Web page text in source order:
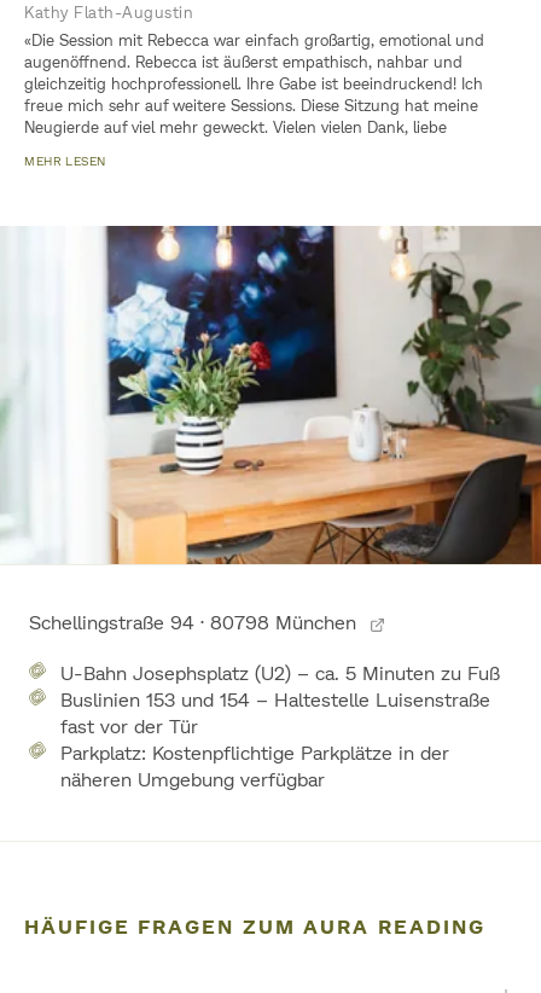
Kathy Flath-Augustin
«Die Session mit Rebecca war einfach großartig, emotional und
augenöffnend. Rebecca ist äußerst empathisch, nahbar und
gleichzeitig hochprofessionell. Ihre Gabe ist beeindruckend! Ich
freue mich sehr auf weitere Sessions. Diese Sitzung hat meine
Neugierde auf viel mehr geweckt. Vielen vielen Dank, liebe
MEHR LESEN
München und online
Schellingstraße 94 · 80798 München
U-Bahn Josephsplatz (U2) – ca. 5 Minuten zu Fuß
Buslinien 153 und 154 – Haltestelle Luisenstraße
fast vor der Tür
Parkplatz: Kostenpflichtige Parkplätze in der
näheren Umgebung verfügbar
HÄUFIGE FRAGEN ZUM AURA READING